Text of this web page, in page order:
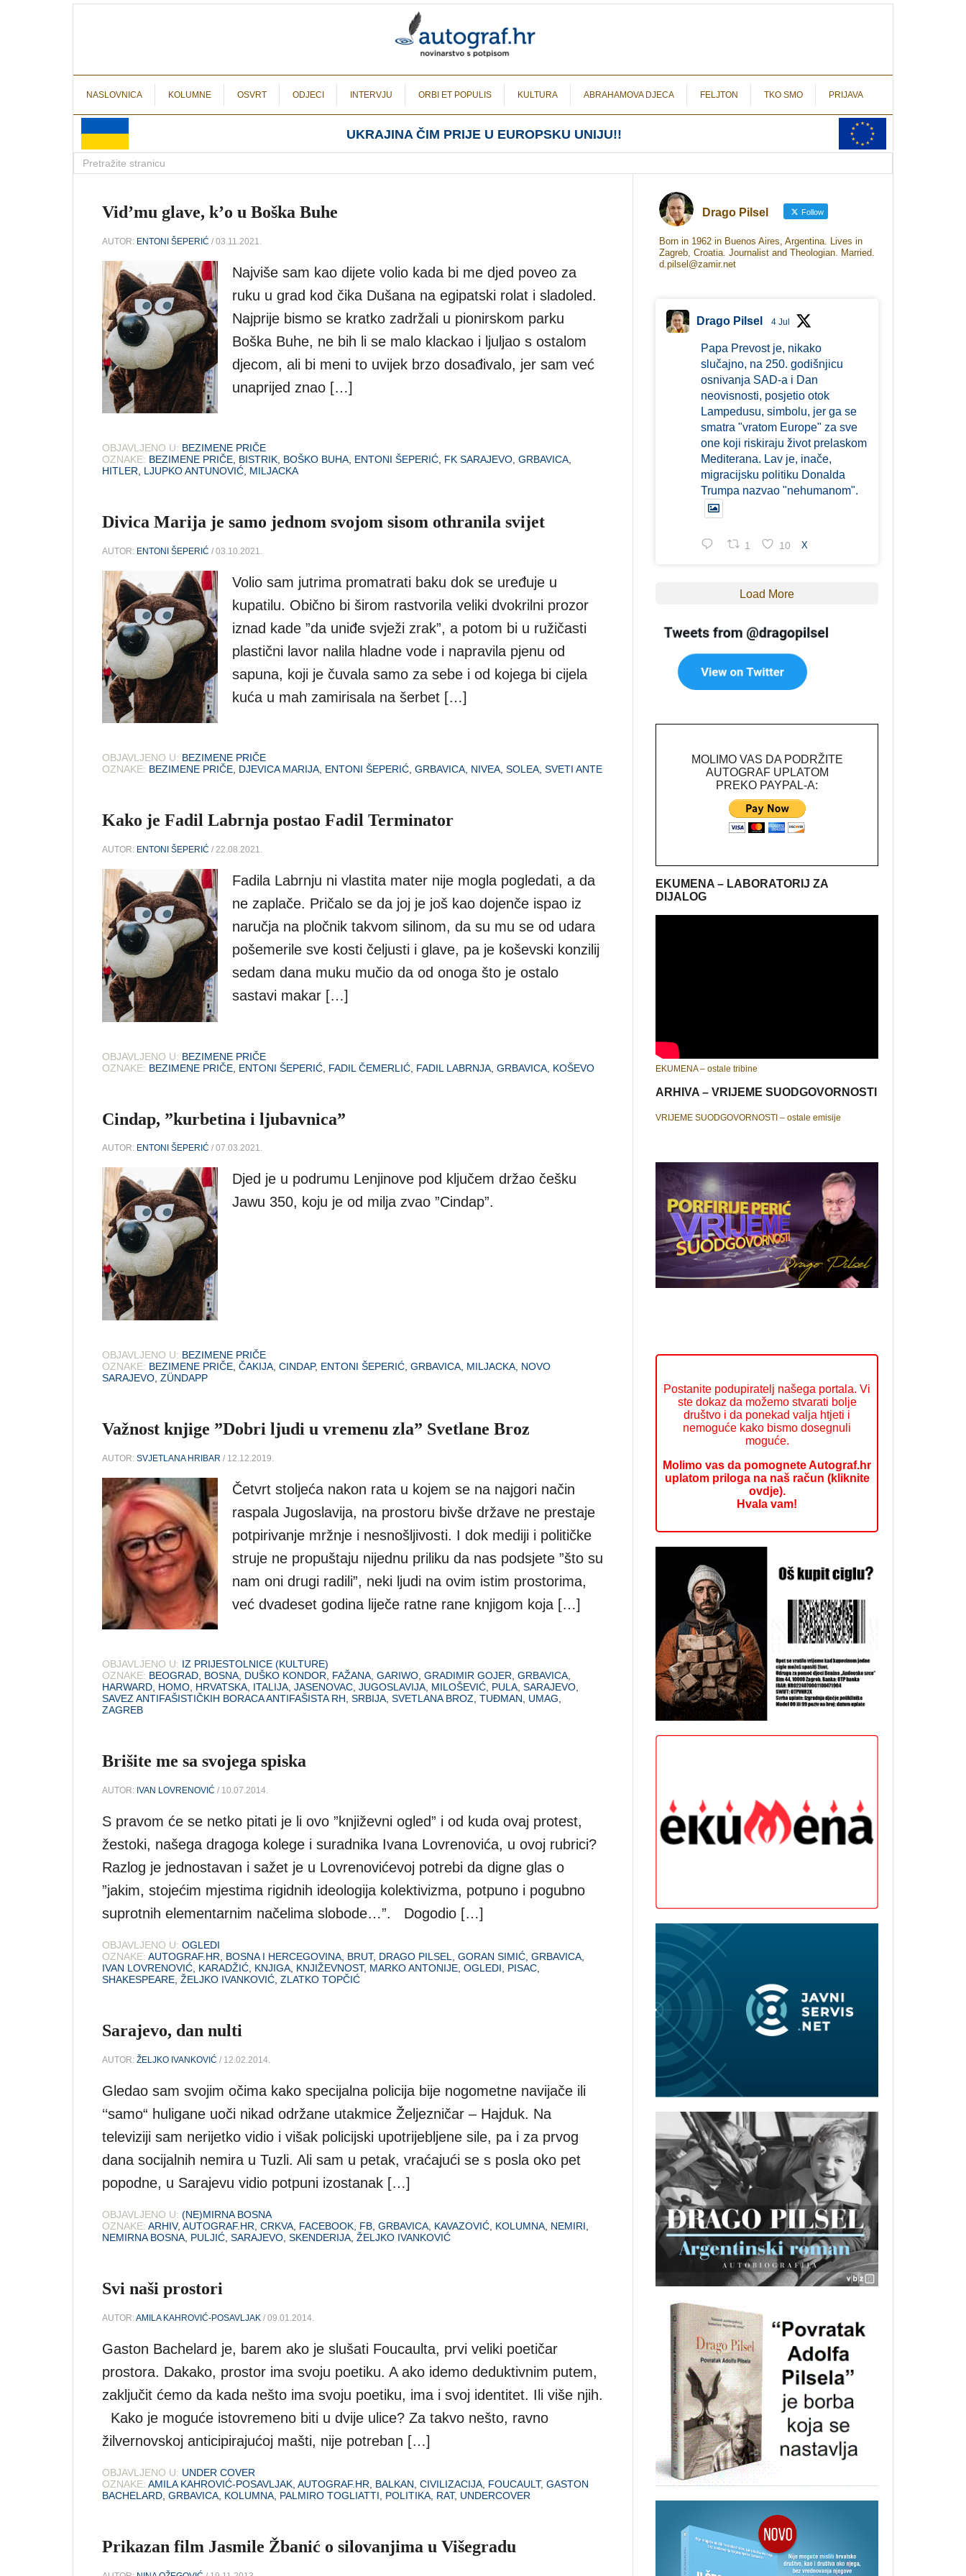
NASLOVNICA KOLUMNE OSVRT ODJECI INTERVJU ORBI ET POPULIS KULTURA ABRAHAMOVA DJECA FELJTON TKO SMO PRIJAVA
UKRAJINA ČIM PRIJE U EUROPSKU UNIJU!!
Vid’mu glave, k’o u Boška Buhe
AUTOR: ENTONI ŠEPERIĆ / 03.11.2021.
Najviše sam kao dijete volio kada bi me djed poveo za
ruku u grad kod čika Dušana na egipatski rolat i sladoled.
Najprije bismo se kratko zadržali u pionirskom parku
Boška Buhe, ne bih li se malo klackao i ljuljao s ostalom
djecom, ali bi meni to uvijek brzo dosađivalo, jer sam već
unaprijed znao […]
OBJAVLJENO U: BEZIMENE PRIČE
OZNAKE: BEZIMENE PRIČE BISTRIK BOŠKO BUHA ENTONI ŠEPERIĆ FK SARAJEVO GRBAVICA
HITLER
LJUPKO ANTUNOVIĆ MILJACKA
Divica Marija je samo jednom svojom sisom othranila svijet
AUTOR: ENTONI ŠEPERIĆ / 03.10.2021.
Volio sam jutrima promatrati baku dok se uređuje u
kupatilu. Obično bi širom rastvorila veliki dvokrilni prozor
iznad kade ”da uniđe svježi zrak”, a potom bi u ružičasti
plastični lavor nalila hladne vode i napravila pjenu od
sapuna, koji je čuvala samo za sebe i od kojega bi cijela
kuća u mah zamirisala na šerbet […]
OBJAVLJENO U: BEZIMENE PRIČE
OZNAKE: BEZIMENE PRIČE, DJEVICA MARIJA, ENTONI ŠEPERIĆ, GRBAVICA, NIVEA, SOLEA, SVETI ANTE
Kako je Fadil Labrnja postao Fadil Terminator
AUTOR: ENTONI ŠEPERIĆ / 22.08.2021.
Fadila Labrnju ni vlastita mater nije mogla pogledati, a da
ne zaplače. Pričalo se da joj je još kao dojenče ispao iz
naručja na pločnik takvom silinom, da su mu se od udara
pošemerile sve kosti čeljusti i glave, pa je koševski konzilij
sedam dana muku mučio da od onoga što je ostalo
sastavi makar […]
OBJAVLJENO U: BEZIMENE PRIČE
OZNAKE: BEZIMENE PRIČE ENTONI ŠEPERIĆ FADIL ČEMERLIĆ FADIL LABRNJA GRBAVICA KOŠEVO
Cindap, ”kurbetina i ljubavnica”
AUTOR: ENTONI ŠEPERIĆ / 07.03.2021.
Djed je u podrumu Lenjinove pod ključem držao češku
Jawu 350, koju je od milja zvao ”Cindap”.
OBJAVLJENO U: BEZIMENE PRIČE
OZNAKE: BEZIMENE PRIČE ČAKIJA CINDAP, ENTONI ŠEPERIĆ GRBAVICA MILJACKA NOVO
SARAJEVO ZÜNDAPP
Važnost knjige ”Dobri ljudi u vremenu zla” Svetlane Broz
AUTOR: SVJETLANA HRIBAR / 12.12.2019.
Četvrt stoljeća nakon rata u kojem se na najgori način
raspala Jugoslavija, na prostoru bivše države ne prestaje
potpirivanje mržnje i nesnošljivosti. I dok mediji i političke
struje ne propuštaju nijednu priliku da nas podsjete ”što su
nam oni drugi radili”, neki ljudi na ovim istim prostorima,
već dvadeset godina liječe ratne rane knjigom koja […]
OBJAVLJENO U: IZ PRIJESTOLNICE (KULTURE)
OZNAKE: BEOGRAD BOSNA DUŠKO KONDOR FAŽANA GARIWO GRADIMIR GOJER GRBAVICA
HARWARD HOMO HRVATSKA ITALIJA JASENOVAC JUGOSLAVIJA MILOŠEVIĆ PULA SARAJEVO
SAVEZ ANTIFAŠISTIČKIH BORACA ANTIFAŠISTA RH SRBIJA SVETLANA BROZ TUĐMAN UMAG
ZAGREB
Brišite me sa svojega spiska
AUTOR: IVAN LOVRENOVIĆ / 10.07.2014.
S pravom će se netko pitati je li ovo ”književni ogled” i od kuda ovaj protest,
žestoki, našega dragoga kolege i suradnika Ivana Lovrenovića, u ovoj rubrici?
Razlog je jednostavan i sažet je u Lovrenovićevoj potrebi da digne glas o
”jakim, stojećim mjestima rigidnih ideologija kolektivizma, potpuno i pogubno
suprotnih elementarnim načelima slobode…”. Dogodio […]
OBJAVLJENO U: OGLEDI
OZNAKE: AUTOGRAF.HR BOSNA I HERCEGOVINA BRUT, DRAGO PILSEL GORAN SIMIĆ GRBAVICA
IVAN LOVRENOVIĆ KARADŽIĆ KNJIGA KNJIŽEVNOST, MARKO ANTONIJE OGLEDI PISAC
SHAKESPEARE ŽELJKO IVANKOVIĆ ZLATKO TOPČIĆ
Sarajevo, dan nulti
AUTOR: ŽELJKO IVANKOVIĆ / 12.02.2014.
Gledao sam svojim očima kako specijalna policija bije nogometne navijače ili
‘‘samo“ huligane uoči nikad održane utakmice Željezničar – Hajduk. Na
televiziji sam nerijetko vidio i višak policijski upotrijebljene sile, pa i za prvog
dana socijalnih nemira u Tuzli. Ali sam u petak, vraćajući se s posla oko pet
popodne, u Sarajevu vidio potpuni izostanak […]
OBJAVLJENO U: (NE)MIRNA BOSNA
OZNAKE: ARHIV, AUTOGRAF.HR CRKVA FACEBOOK FB GRBAVICA KAVAZOVIĆ KOLUMNA NEMIRI
NEMIRNA BOSNA PULJIĆ SARAJEVO SKENDERIJA ŽELJKO IVANKOVIĆ
Svi naši prostori
AUTOR:AMILA KAHROVIĆ-POSAVLJAK / 09.01.2014.
Gaston Bachelard je, barem ako je slušati Foucaulta, prvi veliki poetičar
prostora. Dakako, prostor ima svoju poetiku. A ako idemo deduktivnim putem,
zaključit ćemo da kada nešto ima svoju poetiku, ima i svoj identitet. Ili više njih.
Kako je moguće istovremeno biti u dvije ulice? Za takvo nešto, ravno
žilvernovskoj anticipirajućoj mašti, nije potreban […]
OBJAVLJENO U: UNDER COVER
OZNAKE: AMILA KAHROVIĆ-POSAVLJAK AUTOGRAF.HR BALKAN CIVILIZACIJA FOUCAULT, GASTON
BACHELARD GRBAVICA KOLUMNA PALMIRO TOGLIATTI POLITIKA RAT, UNDERCOVER
Prikazan film Jasmile Žbanić o silovanjima u Višegradu
Drago Pilsel Follow
Born in 1962 in Buenos Aires, Argentina. Lives in
Zagreb, Croatia. Journalist and Theologian. Married.
d.pilsel@zamir.net
Drago Pilsel 4 Jul
Papa Prevost je, nikako
slučajno, na 250. godišnjicu
osnivanja SAD-a i Dan
neovisnosti, posjetio otok
Lampedusu, simbolu, jer ga se
smatra "vratom Europe" za sve
one koji riskiraju život prelaskom
Mediterana. Lav je, inače,
migracijsku politiku Donalda
Trumpa nazvao "nehumanom".
1 10 X
Load More
MOLIMO VAS DA PODRŽITE
AUTOGRAF UPLATOM
PREKO PAYPAL-A:
EKUMENA – LABORATORIJ ZA
DIJALOG
EKUMENA – ostale tribine
ARHIVA – VRIJEME SUODGOVORNOSTI
VRIJEME SUODGOVORNOSTI – ostale emisije
Postanite podupiratelj našega portala. Vi
ste dokaz da možemo stvarati bolje
društvo i da ponekad valja htjeti i
nemoguće kako bismo dosegnuli
moguće.
Molimo vas da pomognete Autograf.hr
uplatom priloga na naš račun (kliknite
ovdje).
Hvala vam!